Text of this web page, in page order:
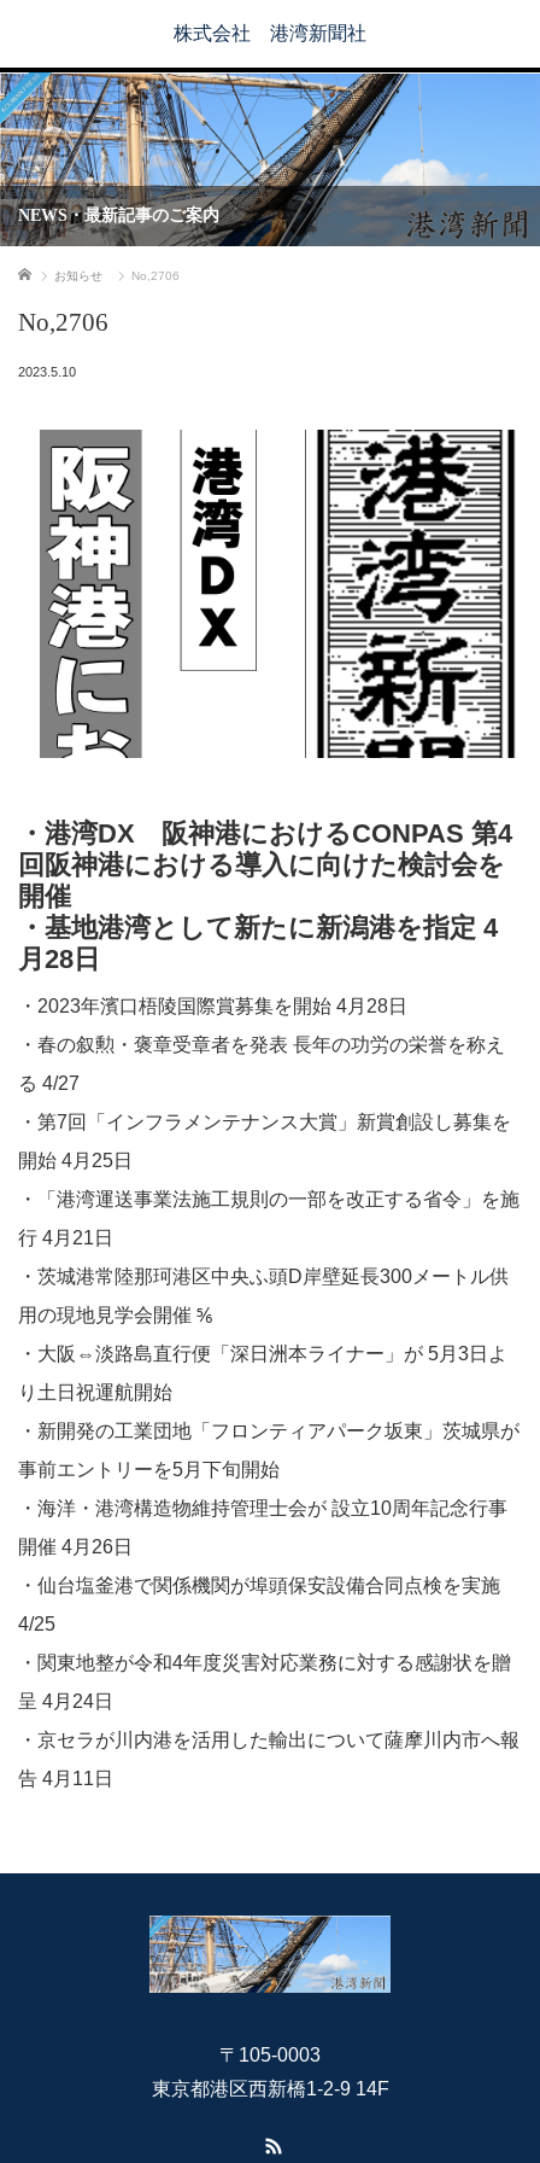
株式会社 港湾新聞社
NEWS・最新記事のご案内
ホーム お知らせ No,2706
No,2706
2023.5.10
・港湾DX 阪神港におけるCONPAS​​ 第4
回阪神港における導入に向けた検討会を
開催​​
・基地港湾として新たに新潟港を指定 4
月28日​​
・2023年濱口梧陵国際賞募集を開始 4月28日
・春の叙勲・褒章受章者を発表​​ 長年の功労の栄誉を称え
る ​​​​4/27
・第7回「インフラメンテナンス大賞​​」新賞創設し募集を
開始 ​​4月25日
・「港湾運送事業法施工規則の一部を改正する省令」を施
行 4月21日
・茨城港常陸那珂港区中央ふ頭D岸壁​​延長300メートル供
用の現地見学会開催​​​​ ⅚
・大阪⇔淡路島直行便「深日洲本ライナー」が 5月3日よ
り土日祝運航開始​​
・新開発の工業団地「フロンティアパーク坂東」茨城県が
事前エントリーを5月下旬開始​​
・海洋・港湾構造物維持管理士会が 設立10周年記念行事
開催 4月26日
・仙台塩釜港で関係機関が埠頭保安設備合同点検を実施
4/25​​​​
・関東地整が令和4年度災害対応業務に対する感謝状を贈
呈 4月24日
・京セラが川内港を活用した輸出について​​薩摩川内市へ報
告 4月11日​​​​
〒105-0003
東京都港区西新橋1-2-9 14F